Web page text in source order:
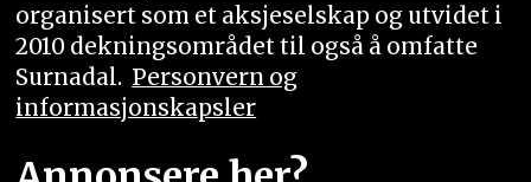
organisert som et aksjeselskap og utvidet i
2010 dekningsområdet til også å omfatte
Surnadal. Personvern og
informasjonskapsler